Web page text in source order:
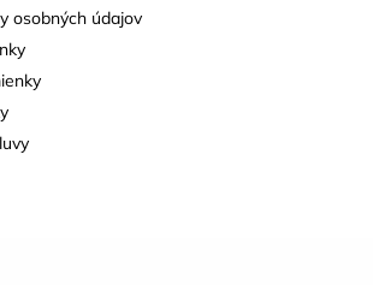
osobných údajov